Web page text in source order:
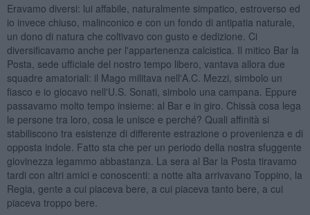
Eravamo diversi: lui affabile, naturalmente simpatico, estroverso ed
io invece chiuso, malinconico e con un fondo di antipatia naturale,
un dono di natura che coltivavo con gusto e dedizione. Ci
diversificavamo anche per l'appartenenza calcistica. Il mitico Bar la
Posta, sede ufficiale del nostro tempo libero, vantava allora due
squadre amatoriali: il Mago militava nell'A.C. Mezzi, simbolo un
fiasco e io giocavo nell'U.S. Sonati, simbolo una campana. Eppure
passavamo molto tempo insieme: al Bar e in giro. Chissà cosa lega
le persone tra loro, cosa le unisce e perché? Quali affinità si
stabiliscono tra esistenze di differente estrazione o provenienza e di
opposta indole. Fatto sta che per un periodo della nostra sfuggente
giovinezza legammo abbastanza. La sera al Bar la Posta tiravamo
tardi con altri amici e conoscenti: a notte alta arrivavano Toppino, la
Regia, gente a cui piaceva bere, a cui piaceva tanto bere, a cui
piaceva troppo bere.